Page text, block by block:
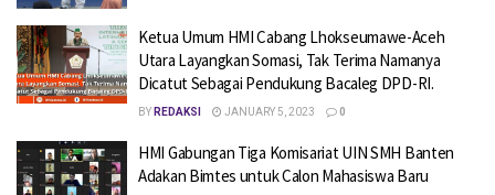
Ketua Umum HMI Cabang Lhokseumawe-Aceh
Utara Layangkan Somasi, Tak Terima Namanya
Dicatut Sebagai Pendukung Bacaleg DPD-RI.
BY REDAKSI JANUARY 5, 2023 0
HMI Gabungan Tiga Komisariat UIN SMH Banten
Adakan Bimtes untuk Calon Mahasiswa Baru